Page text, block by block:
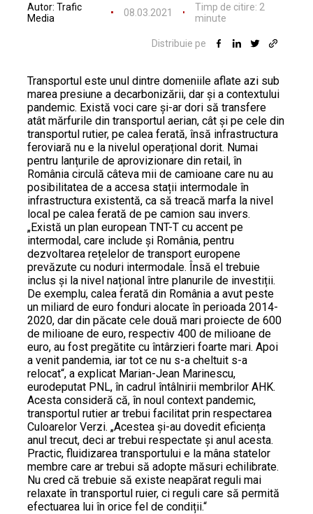
Autor: Trafic
Media
08.03.2021 Timp de citire: 2
minute
Distribuie pe
Transportul este unul dintre domeniile aflate azi sub
marea presiune a decarbonizării, dar și a contextului
pandemic. Există voci care și-ar dori să transfere
atât mărfurile din transportul aerian, cât și pe cele din
transportul rutier, pe calea ferată, însă infrastructura
feroviară nu e la nivelul operațional dorit. Numai
pentru lanțurile de aprovizionare din retail, în
România circulă câteva mii de camioane care nu au
posibilitatea de a accesa stații intermodale în
infrastructura existentă, ca să treacă marfa la nivel
local pe calea ferată de pe camion sau invers.
„Există un plan european TNT-T cu accent pe
intermodal, care include și România, pentru
dezvoltarea rețelelor de transport europene
prevăzute cu noduri intermodale. Însă el trebuie
inclus și la nivel național între planurile de investiții.
De exemplu, calea ferată din România a avut peste
un miliard de euro fonduri alocate în perioada 2014-
2020, dar din păcate cele două mari proiecte de 600
de milioane de euro, respectiv 400 de milioane de
euro, au fost pregătite cu întârzieri foarte mari. Apoi
a venit pandemia, iar tot ce nu s-a cheltuit s-a
relocat“, a explicat Marian-Jean Marinescu,
eurodeputat PNL, în cadrul întâlnirii membrilor AHK.
Acesta consideră că, în noul context pandemic,
transportul rutier ar trebui facilitat prin respectarea
Culoarelor Verzi. „Acestea și-au dovedit eficiența
anul trecut, deci ar trebui respectate și anul acesta.
Practic, fluidizarea transportului e la mâna statelor
membre care ar trebui să adopte măsuri echilibrate.
Nu cred că trebuie să existe neapărat reguli mai
relaxate în transportul ruier, ci reguli care să permită
efectuarea lui în orice fel de condiții.“